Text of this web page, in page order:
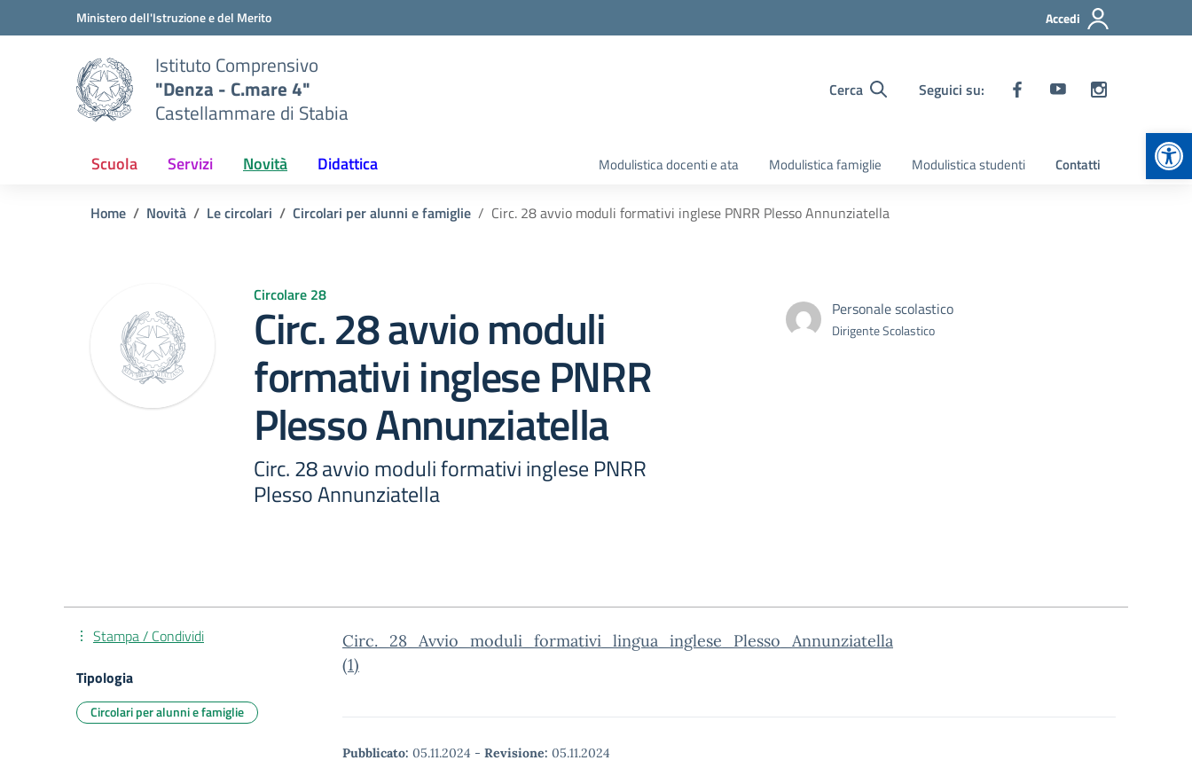
Vai ai contenuti
Vai al menu di navigazioneMinistero dell'Istruzione e del Merito Accedi
Istituto Comprensivo
"Denza - C.mare 4"
Castellammare di Stabia
Cerca Seguici su:
Scuola Servizi Novità Didattica Modulistica docenti e ata Modulistica famiglie Modulistica studenti Contatti
Home Novità Le circolari Circolari per alunni e famiglie Circ. 28 avvio moduli formativi inglese PNRR Plesso Annunziatella
Circolare 28
Circ. 28 avvio moduli
formativi inglese PNRR
Plesso Annunziatella
Circ. 28 avvio moduli formativi inglese PNRR
Plesso Annunziatella
Personale scolastico
Dirigente Scolastico
Circ._28_Avvio_moduli_formativi_lingua_inglese_Plesso_Annunziatella
(1)
Pubblicato: 05.11.2024 - Revisione: 05.11.2024
Stampa / Condividi
Tipologia
Circolari per alunni e famiglie